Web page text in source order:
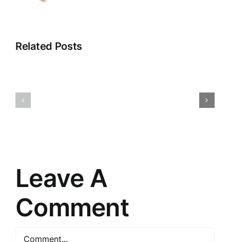
Related Posts
Leave A
Comment
Comment